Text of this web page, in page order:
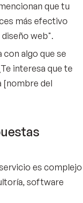
que tu
más efectivo
web".
con algo que se
interesa que te
[nombre del
es complejo
software